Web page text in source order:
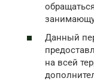
Данный
на всей